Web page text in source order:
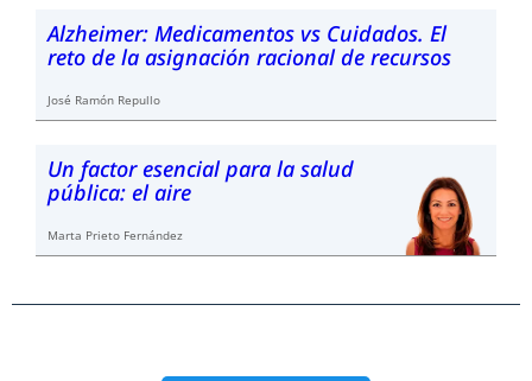
Alzheimer: Medicamentos vs Cuidados. El
reto de la asignación racional de recursos
José Ramón Repullo
Un factor esencial para la salud
pública: el aire
Marta Prieto Fernández